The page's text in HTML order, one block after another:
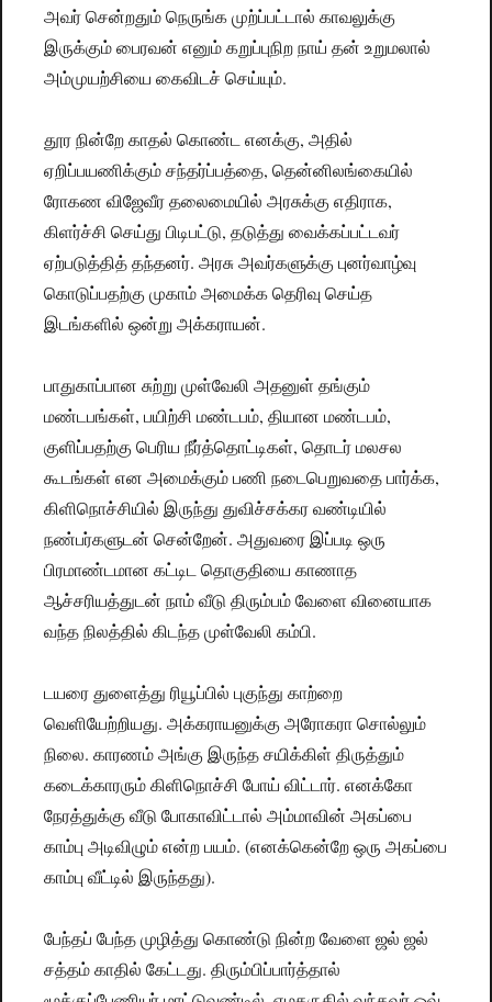
அவர் சென்றதும் நெருங்க முற்ப்பட்டால் காவலுக்கு
இருக்கும் பைரவன் எனும் கறுப்புநிற நாய் தன் உறுமலால்
அம்முயற்சியை கைவிடச் செய்யும்.
தூர நின்றே காதல் கொண்ட எனக்கு, அதில்
ஏறிப்பயணிக்கும் சந்தர்ப்பத்தை, தென்னிலங்கையில்
ரோகண விஜேவீர தலைமையில் அரசுக்கு எதிராக,
கிளர்ச்சி செய்து பிடிபட்டு, தடுத்து வைக்கப்பட்டவர்
ஏற்படுத்தித் தந்தனர். அரசு அவர்களுக்கு புனர்வாழ்வு
கொடுப்பதற்கு முகாம் அமைக்க தெரிவு செய்த
இடங்களில் ஒன்று அக்கராயன்.
பாதுகாப்பான சுற்று முள்வேலி அதனுள் தங்கும்
மண்டபங்கள், பயிற்சி மண்டபம், தியான மண்டபம்,
குளிப்பதற்கு பெரிய நீர்த்தொட்டிகள், தொடர் மலசல
கூடங்கள் என அமைக்கும் பணி நடைபெறுவதை பார்க்க,
கிளிநொச்சியில் இருந்து துவிச்சக்கர வண்டியில்
நண்பர்களுடன் சென்றேன். அதுவரை இப்படி ஒரு
பிரமாண்டமான கட்டிட தொகுதியை காணாத
ஆச்சரியத்துடன் நாம் வீடு திரும்பம் வேளை வினையாக
வந்த நிலத்தில் கிடந்த முள்வேலி கம்பி.
டயரை துளைத்து ரியூப்பில் புகுந்து காற்றை
வெளியேற்றியது. அக்கராயனுக்கு அரோகரா சொல்லும்
நிலை. காரணம் அங்கு இருந்த சயிக்கிள் திருத்தும்
கடைக்காரரும் கிளிநொச்சி போய் விட்டார். எனக்கோ
நேரத்துக்கு வீடு போகாவிட்டால் அம்மாவின் அகப்பை
காம்பு அடிவிழும் என்ற பயம். (எனக்கென்றே ஒரு அகப்பை
காம்பு வீட்டில் இருந்தது).
பேந்தப் பேந்த முழித்து கொண்டு நின்ற வேளை ஜல் ஜல்
சத்தம் காதில் கேட்டது. திரும்பிப்பார்த்தால்